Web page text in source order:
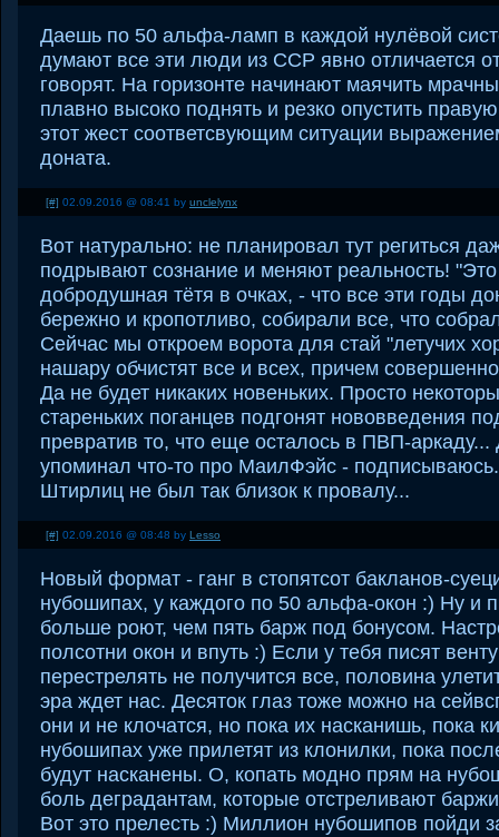
Даешь по 50 альфа-ламп в каждой нулёвой
думают все эти люди из ССР явно отличается
говорят. На горизонте начинают маячить
плавно высоко поднять и резко опустить
этот жест соответсвующим ситуации
доната.
[#] 02.09.2016 @ 08:41 by unclelynx
Вот натурально: не планировал тут региться
подрывают сознание и меняют реальность! "Это
добродушная тётя в очках, - что все эти годы
бережно и кропотливо, собирали все, что
Сейчас мы откроем ворота для стай "летучих
нашару обчистят все и всех, причем
Да не будет никаких новеньких. Просто
стареньких поганцев подгонят нововведения
превратив то, что еще осталось в ПВП-аркаду...
упоминал что-то про МаилФэйс -
Штирлиц не был так близок к провалу...
[#] 02.09.2016 @ 08:48 by Lesso
Новый формат - ганг в стопятсот бакланов-
нубошипах, у каждого по 50 альфа-окон :) Ну и
больше роют, чем пять барж под бонусом.
полсотни окон и впуть :) Если у тебя писят
перестрелять не получится все, половина
эра ждет нас. Десяток глаз тоже можно на
они и не клочатся, но пока их насканишь, пока
нубошипах уже прилетят из клонилки, пока
будут насканены. О, копать модно прям на
боль деградантам, которые отстреливают
Вот это прелесть :) Миллион нубошипов пойди